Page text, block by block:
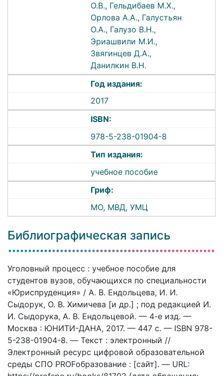
О.В., Гельдибаев М.Х.,
Орлова А.А., Галустьян
О.А., Галузо В.Н.,
Эриашвили М.И.,
Звягинцев Д.А.,
Данилкин В.Н.
Год издания:
2017
ISBN:
978-5-238-01904-8
Тип издания:
учебное пособие
Гриф:
МО, МВД, УМЦ
Библиографическая запись
Уголовный процесс : учебное пособие для
студентов вузов, обучающихся по специальности
«Юриспруденция» / А. В. Ендольцева, И. И.
Сыдорук, О. В. Химичева [и др.] ; под редакцией И.
И. Сыдорука, А. В. Ендольцевой. — 4-е изд. —
Москва : ЮНИТИ-ДАНА, 2017. — 447 c. — ISBN 978-
5-238-01904-8. — Текст : электронный //
Электронный ресурс цифровой образовательной
среды СПО PROFобразование : [сайт]. — URL: